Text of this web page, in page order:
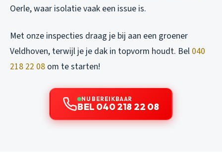
Oerle, waar isolatie vaak een issue is.
Met onze inspecties draag je bij aan een groener
Veldhoven, terwijl je je dak in topvorm houdt. Bel 040
218 22 08 om te starten!
NU BEREIKBAAR
BEL 040 218 22 08